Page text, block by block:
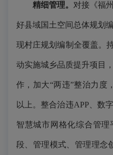
精细管理。 对接《福
好县域国土空间总体规划
现村庄规划编制全覆盖。
动实施城乡品质提升项目
作，加大“两违”整治力度
以上。整合治违APP、数
智慧城市网格化综合管
段、管理模式、管理理念